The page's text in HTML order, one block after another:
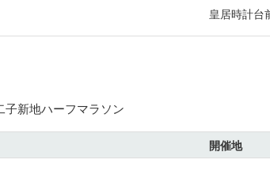
皇居時計台
新地ハーフマラソン
開催地